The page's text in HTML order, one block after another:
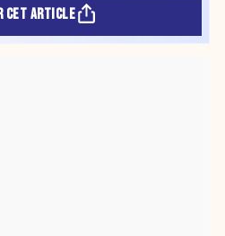
CET ARTICLE